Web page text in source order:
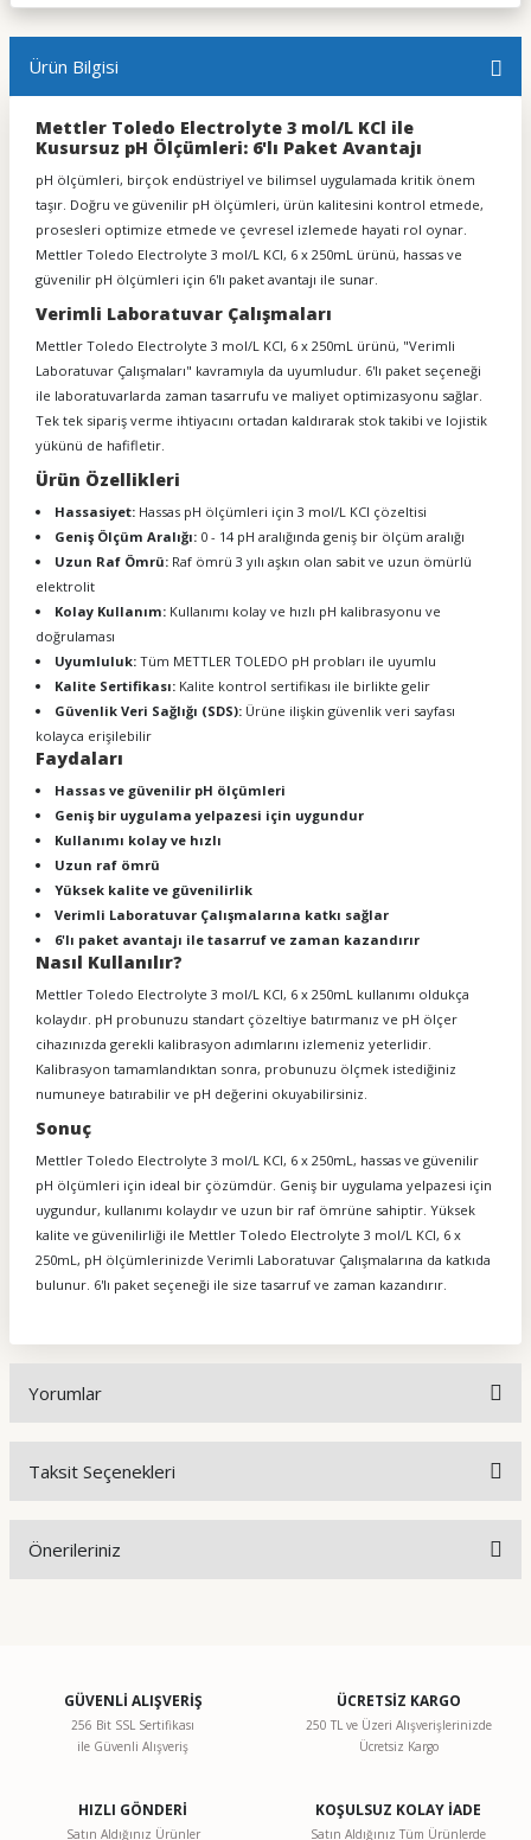
Ürün Bilgisi
Mettler Toledo Electrolyte 3 mol/L KCl ile
Kusursuz pH Ölçümleri: 6'lı Paket Avantajı
pH ölçümleri, birçok endüstriyel ve bilimsel uygulamada kritik önem
taşır. Doğru ve güvenilir pH ölçümleri, ürün kalitesini kontrol etmede,
prosesleri optimize etmede ve çevresel izlemede hayati rol oynar.
Mettler Toledo Electrolyte 3 mol/L KCl, 6 x 250mL ürünü, hassas ve
güvenilir pH ölçümleri için 6'lı paket avantajı ile sunar.
Verimli Laboratuvar Çalışmaları
Mettler Toledo Electrolyte 3 mol/L KCl, 6 x 250mL ürünü, "Verimli
Laboratuvar Çalışmaları" kavramıyla da uyumludur. 6'lı paket seçeneği
ile laboratuvarlarda zaman tasarrufu ve maliyet optimizasyonu sağlar.
Tek tek sipariş verme ihtiyacını ortadan kaldırarak stok takibi ve lojistik
yükünü de hafifletir.
Ürün Özellikleri
Hassasiyet: Hassas pH ölçümleri için 3 mol/L KCl çözeltisi
Geniş Ölçüm Aralığı: 0 - 14 pH aralığında geniş bir ölçüm aralığı
Uzun Raf Ömrü: Raf ömrü 3 yılı aşkın olan sabit ve uzun ömürlü
elektrolit
Kolay Kullanım: Kullanımı kolay ve hızlı pH kalibrasyonu ve
doğrulaması
Uyumluluk: Tüm METTLER TOLEDO pH probları ile uyumlu
Kalite Sertifikası: Kalite kontrol sertifikası ile birlikte gelir
Güvenlik Veri Sağlığı (SDS): Ürüne ilişkin güvenlik veri sayfası
kolayca erişilebilir
Faydaları
Hassas ve güvenilir pH ölçümleri
Geniş bir uygulama yelpazesi için uygundur
Kullanımı kolay ve hızlı
Uzun raf ömrü
Yüksek kalite ve güvenilirlik
Verimli Laboratuvar Çalışmalarına katkı sağlar
6'lı paket avantajı ile tasarruf ve zaman kazandırır
Nasıl Kullanılır?
Mettler Toledo Electrolyte 3 mol/L KCl, 6 x 250mL kullanımı oldukça
kolaydır. pH probunuzu standart çözeltiye batırmanız ve pH ölçer
cihazınızda gerekli kalibrasyon adımlarını izlemeniz yeterlidir.
Kalibrasyon tamamlandıktan sonra, probunuzu ölçmek istediğiniz
numuneye batırabilir ve pH değerini okuyabilirsiniz.
Sonuç
Mettler Toledo Electrolyte 3 mol/L KCl, 6 x 250mL, hassas ve güvenilir
pH ölçümleri için ideal bir çözümdür. Geniş bir uygulama yelpazesi için
uygundur, kullanımı kolaydır ve uzun bir raf ömrüne sahiptir. Yüksek
kalite ve güvenilirliği ile Mettler Toledo Electrolyte 3 mol/L KCl, 6 x
250mL, pH ölçümlerinizde Verimli Laboratuvar Çalışmalarına da katkıda
bulunur. 6'lı paket seçeneği ile size tasarruf ve zaman kazandırır.
Yorumlar
Taksit Seçenekleri
Önerileriniz
Görüş ve önerileriniz için teşekkür ederiz.
Ürün resmi kalitesiz, bozuk veya görüntülenemiyor.
Ürün bilgilerinde hatalar bulunuyor.
GÜVENLİ ALIŞVERİŞ
256 Bit SSL Sertifikası
ile Güvenli Alışveriş
ÜCRETSİZ KARGO
250 TL ve Üzeri Alışverişlerinizde
Ücretsiz Kargo
HIZLI GÖNDERİ
Satın Aldığınız Ürünler
KOŞULSUZ KOLAY İADE
Satın Aldığınız Tüm Ürünlerde